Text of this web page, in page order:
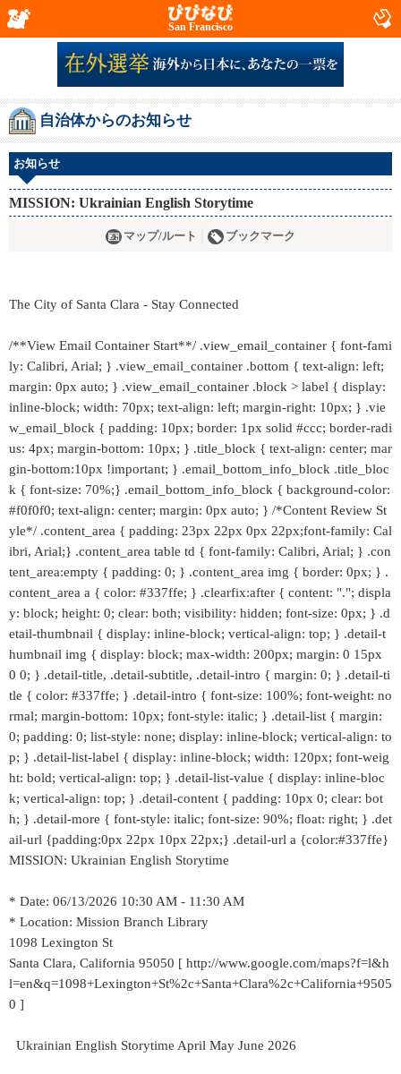
San Francisco
自治体からのお知らせ
お知らせ
MISSION: Ukrainian English Storytime
マップ/ルート ブックマーク
The City of Santa Clara - Stay Connected
/**View Email Container Start**/ .view_email_container { font-fami
ly: Calibri, Arial; } .view_email_container .bottom { text-align: left;
margin: 0px auto; } .view_email_container .block > label { display:
inline-block; width: 70px; text-align: left; margin-right: 10px; } .vie
w_email_block { padding: 10px; border: 1px solid #ccc; border-radi
us: 4px; margin-bottom: 10px; } .title_block { text-align: center; mar
gin-bottom:10px !important; } .email_bottom_info_block .title_bloc
k { font-size: 70%;} .email_bottom_info_block { background-color:
#f0f0f0; text-align: center; margin: 0px auto; } /*Content Review St
yle*/ .content_area { padding: 23px 22px 0px 22px;font-family: Cal
ibri, Arial;} .content_area table td { font-family: Calibri, Arial; } .con
tent_area:empty { padding: 0; } .content_area img { border: 0px; } .
content_area a { color: #337ffe; } .clearfix:after { content: "."; displa
y: block; height: 0; clear: both; visibility: hidden; font-size: 0px; } .d
etail-thumbnail { display: inline-block; vertical-align: top; } .detail-t
humbnail img { display: block; max-width: 200px; margin: 0 15px
0 0; } .detail-title, .detail-subtitle, .detail-intro { margin: 0; } .detail-ti
tle { color: #337ffe; } .detail-intro { font-size: 100%; font-weight: no
rmal; margin-bottom: 10px; font-style: italic; } .detail-list { margin:
0; padding: 0; list-style: none; display: inline-block; vertical-align: to
p; } .detail-list-label { display: inline-block; width: 120px; font-weig
ht: bold; vertical-align: top; } .detail-list-value { display: inline-bloc
k; vertical-align: top; } .detail-content { padding: 10px 0; clear: bot
h; } .detail-more { font-style: italic; font-size: 90%; float: right; } .det
ail-url {padding:0px 22px 10px 22px;} .detail-url a {color:#337ffe}
MISSION: Ukrainian English Storytime
* Date: 06/13/2026 10:30 AM - 11:30 AM
* Location: Mission Branch Library
1098 Lexington St
Santa Clara, California 95050 [ http://www.google.com/maps?f=l&h
l=en&q=1098+Lexington+St%2c+Santa+Clara%2c+California+9505
0 ]
Ukrainian English Storytime April May June 2026